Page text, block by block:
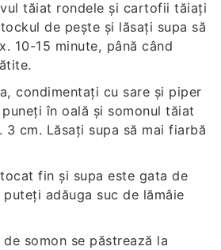
tăiat rondele și cartofii tăiați
de pește și lăsați supa să
10-15 minute, până când
condimentați cu sare și piper
în oală și somonul tăiat
3 cm. Lăsați supa să mai fiarbă
fin și supa este gata de
adăuga suc de lămâie
somon se păstrează la